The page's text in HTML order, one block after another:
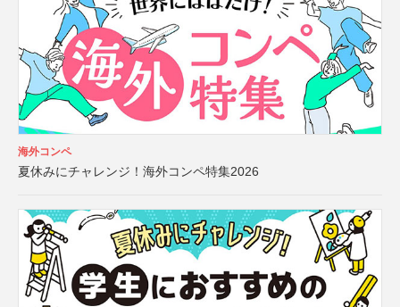
海外コンペ
夏休みにチャレンジ！海外コンペ特集2026